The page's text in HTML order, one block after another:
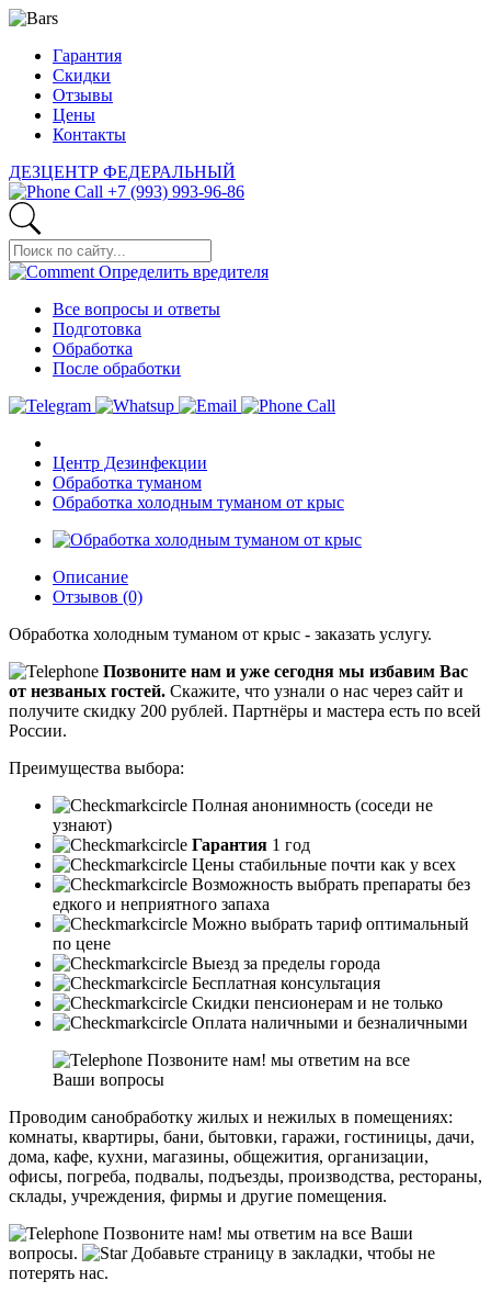
Гарантия
Скидки
Отзывы
Цены
Контакты
ДЕЗЦЕНТР ФЕДЕРАЛЬНЫЙ
+7 (993) 993-96-86
Определить вредителя
Все вопросы и ответы
Подготовка
Обработка
После обработки
Центр Дезинфекции
Обработка туманом
Обработка холодным туманом от крыс
Описание
Отзывов (0)
Обработка холодным туманом от крыс - заказать услугу.
Позвоните нам и уже сегодня мы избавим Вас
от незваных гостей. Скажите, что узнали о нас через сайт и
получите скидку 200 рублей. Партнёры и мастера есть по всей
России.
Преимущества выбора:
Полная анонимность (соседи не
узнают)
Гарантия 1 год
Цены стабильные почти как у всех
Возможность выбрать препараты без
едкого и неприятного запаха
Можно выбрать тариф оптимальный
по цене
Выезд за пределы города
Бесплатная консультация
Скидки пенсионерам и не только
Оплата наличными и безналичными
Позвоните нам! мы ответим на все
Ваши вопросы
Проводим санобработку жилых и нежилых в помещениях:
комнаты, квартиры, бани, бытовки, гаражи, гостиницы, дачи,
дома, кафе, кухни, магазины, общежития, организации,
офисы, погреба, подвалы, подъезды, производства, рестораны,
склады, учреждения, фирмы и другие помещения.
Позвоните нам! мы ответим на все Ваши
вопросы.
Добавьте страницу в закладки, чтобы не
потерять нас.